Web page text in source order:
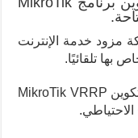
خدمة الإنترنت
لذا ، في هذه المقالة سوف تظهر كيفية تكوين MikroTik VRRP